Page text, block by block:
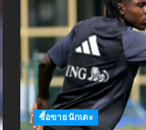
ซื้อขายนักเตะ